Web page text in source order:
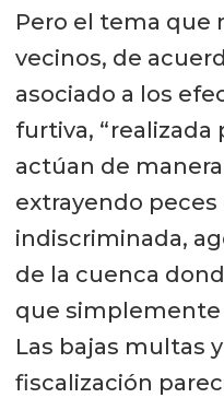
Pero el tema que
vecinos, de
asociado a los
furtiva,
actúan de
extrayendo
indiscriminada,
de la cuenca
que simplemente
Las bajas multas
fiscalización